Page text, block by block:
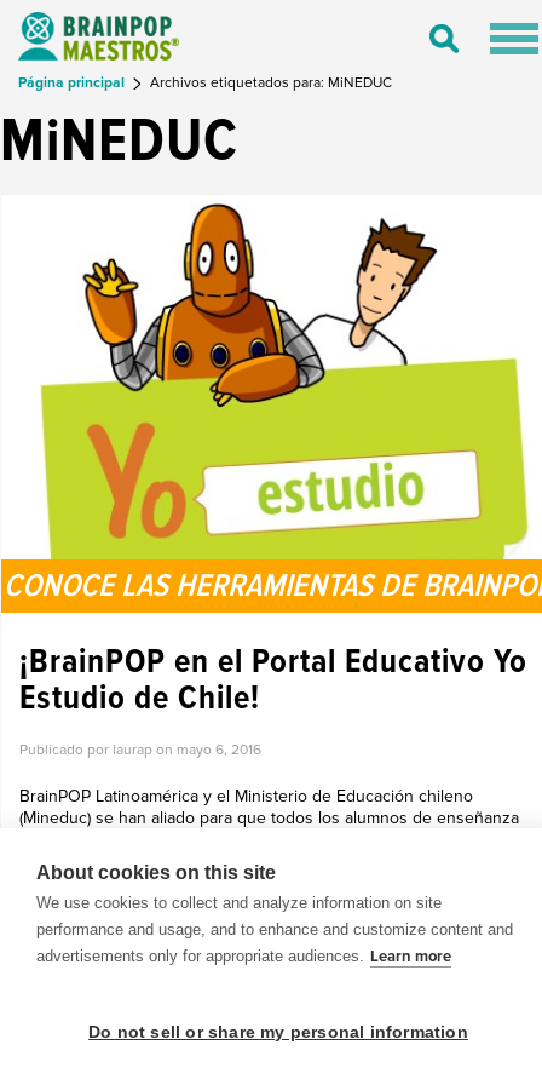
Toggle
Página principal Archivos etiquetados para: MiNEDUC
MiNEDUC
CONOCE LAS HERRAMIENTAS DE
¡BrainPOP en el Portal Educativo Yo
Estudio de Chile!
Publicado por laurap on mayo 6, 2016
BrainPOP Latinoamérica y el Ministerio de Educación chileno
(Mineduc) se han aliado para que todos los alumnos de enseñanza
general ...
Ver más »
About cookies on this site
We use cookies to collect and analyze information on site
performance and usage, and to enhance and customize content and
advertisements only for appropriate audiences. Learn more
Do not sell or share my personal information